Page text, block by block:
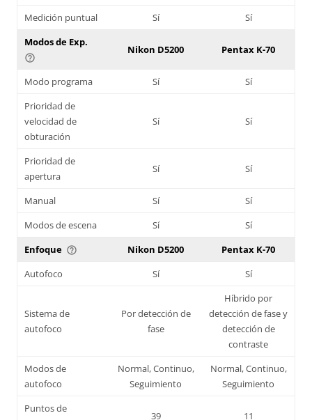
Medición puntual
Sí
Sí
Modos de Exp.
help_outline
Nikon D5200 Pentax K-70
Modo programa Sí
Sí
Prioridad de
velocidad de
obturación
Sí Sí
Prioridad de
apertura
Sí Sí
Manual Sí
Sí
Modos de escena
Sí
Sí
Enfoque help_outline Nikon D5200
Pentax K-70
Autofoco
Sí Sí
Sistema de
autofoco
Por detección de
fase
Híbrido por
detección de fase y
detección de
contraste
Modos de
autofoco
Normal, Continuo,
Seguimiento
Normal, Continuo,
Seguimiento
Puntos de
39 11